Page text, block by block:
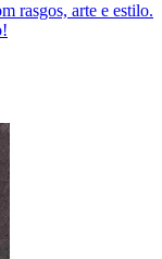
rasgos, arte e estilo.